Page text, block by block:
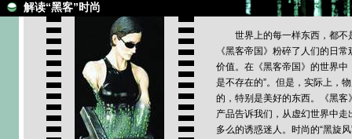
解读“黑客”时尚
世界上的每一样东西，都不
《黑客帝国》粉碎了人们的日
价值。在《黑客帝国》的世界中
是不存在的”。但是，实际上，
的，特别是美好的东西。《黑
产品告诉我们，从虚幻世界中走
多么的诱惑迷人。时尚的“黑旋